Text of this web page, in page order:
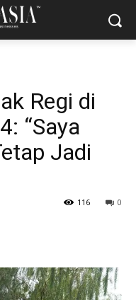
Regi di
“Saya
Jadi
0
116